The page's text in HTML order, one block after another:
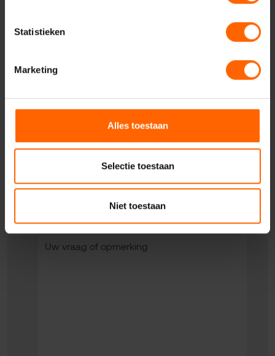
Statistieken
Marketing
Alles toestaan
Selectie toestaan
Niet toestaan
Uw telefoonnummer*
Geadresseerde
Uw vraag of opmerking